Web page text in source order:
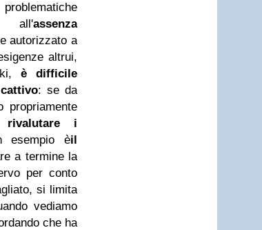
all'assenza
autorizzato a
altrui,
è difficile
: se da
propriamente
i
esempio èil
a termine la
per conto
si limita
vediamo
che ha